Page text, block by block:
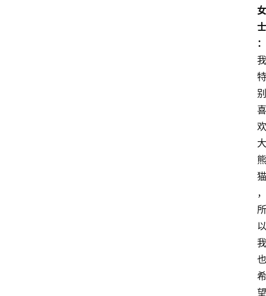
女
士
：
我
特
别
喜
欢
大
熊
猫
，
所
以
我
也
希
望